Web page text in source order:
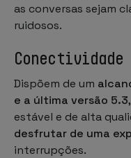
as conversas sejam
ruidosos.
Dispõem de um
e a última versão 5.3
estável e de alta
desfrutar de uma
interrupções.